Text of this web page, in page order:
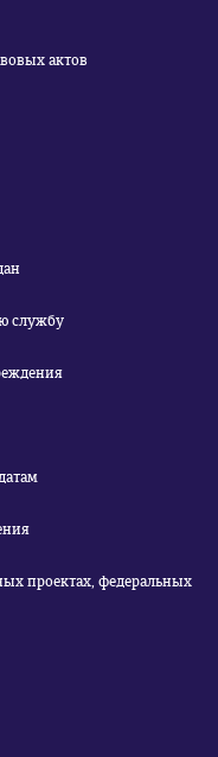
актов
службу
проектах, федеральных